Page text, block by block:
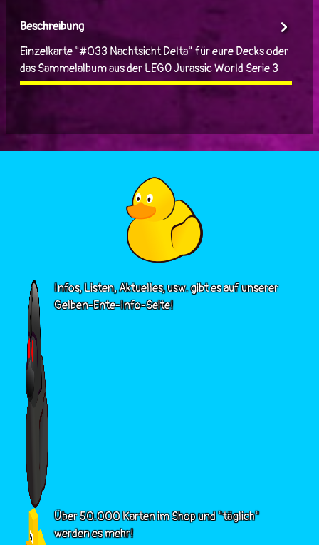
Beschreibung
Einzelkarte "#033 Nachtsicht Delta" für eure Decks oder
das Sammelalbum aus der LEGO Jurassic World Serie 3
Infos, Listen, Aktuelles, usw. gibt es auf unserer
Gelben-Ente-Info-Seite!
Über 50.000 Karten im Shop und "täglich"
werden es mehr!